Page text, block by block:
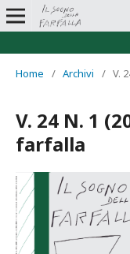
Home / Archivi / V.
V. 24 N. 1
farfalla